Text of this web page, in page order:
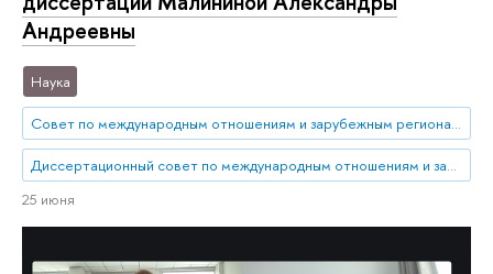
Андреевны
Наука
Совет по международным отношениям и зарубежным региональным исследованиям
Диссертационный совет по международным отношениям и зарубежным региональным исследованиям
25 июня